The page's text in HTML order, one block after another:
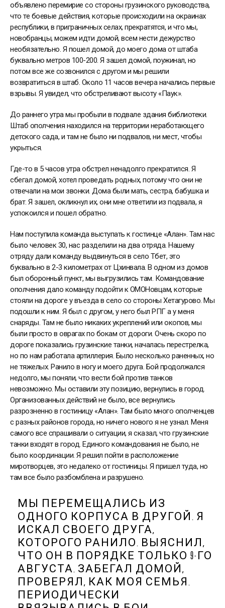
объявлено перемирие со стороны грузинского руководства,
что те боевые действия, которые происходили на окраинах
республики, в приграничных селах, прекратятся, и что мы,
новобранцы, можем идти домой, всем нести дежурство
необязательно. Я пошел домой, до моего дома от штаба
буквально метров 100-200. Я зашел домой, поужинал, но
потом все же созвонился с другом и мы решили
возвратиться в штаб. Около 11 часов вечера начались первые
взрывы. Я увидел, что обстреливают высоту «Паук».
До раннего утра мы пробыли в подвале здания библиотеки.
Штаб ополчения находился на территории неработающего
детского сада, и там не было ни подвалов, ни мест, чтобы
укрыться.
Где-то в 5 часов утра обстрел ненадолго прекратился. Я
сбегал домой, хотел проведать родных, потому что они не
отвечали на мои звонки. Дома были мать, сестра, бабушка и
брат. Я зашел, окликнул их, они мне ответили из подвала, я
успокоился и пошел обратно.
Нам поступила команда выступать к гостинце «Алан». Там нас
было человек 30, нас разделили на два отряда. Нашему
отряду дали команду выдвинуться в село Тбет, это
буквально в 2-3 километрах от Цхинвала. В одном из домов
был оборонный пункт, мы выгрузились там. Командование
ополчения дало команду подойти к ОМОНовцам, которые
стояли на дороге у въезда в село со стороны Хетагурово. Мы
подошли к ним. Я был с другом, у него был РПГ а у меня
снаряды. Там не было никаких укреплений или окопов, мы
были просто в оврагах по бокам от дороги. Очень скоро по
дороге показались грузинские танки, началась перестрелка,
но по нам работала артиллерия. Было несколько раненных, но
не тяжелых. Ранило в ногу и моего друга. Бой продолжался
недолго, мы поняли, что вести бой против танков
невозможно. Мы оставили эту позицию, вернулись в город.
Организованных действий не было, все вернулись
разрозненно в гостиницу «Алан». Там было много ополченцев
с разных районов города, но ничего нового я не узнал. Меня
самого все спрашивали о ситуации, я сказал, что грузинские
танки входят в город. Единого командования не было, не
было координации. Я решил пойти в расположение
миротворцев, это недалеко от гостиницы. Я пришел туда, но
там все было разбомблена и разрушено.
МЫ ПЕРЕМЕЩАЛИСЬ ИЗ
ОДНОГО КОРПУСА В ДРУГОЙ. Я
ИСКАЛ СВОЕГО ДРУГА,
КОТОРОГО РАНИЛО. ВЫЯСНИЛ,
ЧТО ОН В ПОРЯДКЕ ТОЛЬКО 9-ГО
АВГУСТА. ЗАБЕГАЛ ДОМОЙ,
ПРОВЕРЯЛ, КАК МОЯ СЕМЬЯ.
ПЕРИОДИЧЕСКИ